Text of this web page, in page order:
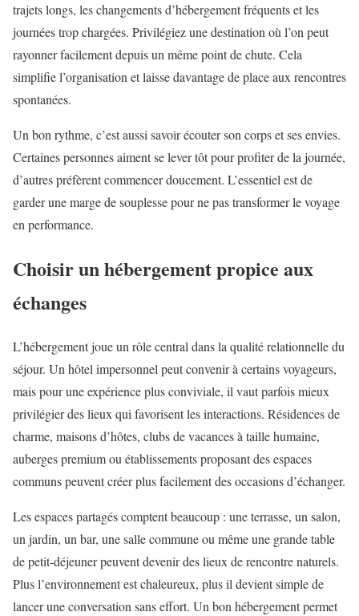
trajets longs, les changements d’hébergement fréquents et les
journées trop chargées. Privilégiez une destination où l’on peut
rayonner facilement depuis un même point de chute. Cela
simplifie l’organisation et laisse davantage de place aux rencontres
spontanées.
Un bon rythme, c’est aussi savoir écouter son corps et ses envies.
Certaines personnes aiment se lever tôt pour profiter de la journée,
d’autres préfèrent commencer doucement. L’essentiel est de
garder une marge de souplesse pour ne pas transformer le voyage
en performance.
Choisir un hébergement propice aux
échanges
L’hébergement joue un rôle central dans la qualité relationnelle du
séjour. Un hôtel impersonnel peut convenir à certains voyageurs,
mais pour une expérience plus conviviale, il vaut parfois mieux
privilégier des lieux qui favorisent les interactions. Résidences de
charme, maisons d’hôtes, clubs de vacances à taille humaine,
auberges premium ou établissements proposant des espaces
communs peuvent créer plus facilement des occasions d’échanger.
Les espaces partagés comptent beaucoup : une terrasse, un salon,
un jardin, un bar, une salle commune ou même une grande table
de petit-déjeuner peuvent devenir des lieux de rencontre naturels.
Plus l’environnement est chaleureux, plus il devient simple de
lancer une conversation sans effort. Un bon hébergement permet